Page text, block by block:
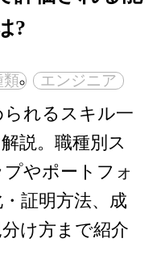
?
類 エンジニア
れるスキル一
説。職種別ス
やポートフォ
証明方法、成
け方まで紹介